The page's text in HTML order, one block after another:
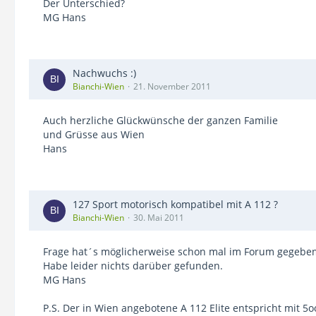
Der Unterschied?
MG Hans
Nachwuchs :)
Bianchi-Wien 21. November 2011
Auch herzliche Glückwünsche der ganzen Familie
und Grüsse aus Wien
Hans
127 Sport motorisch kompatibel mit A 112 ?
Bianchi-Wien 30. Mai 2011
Frage hat´s möglicherweise schon mal im Forum
Habe leider nichts darüber gefunden.
MG Hans
P.S. Der in Wien angebotene A 112 Elite entspricht mit